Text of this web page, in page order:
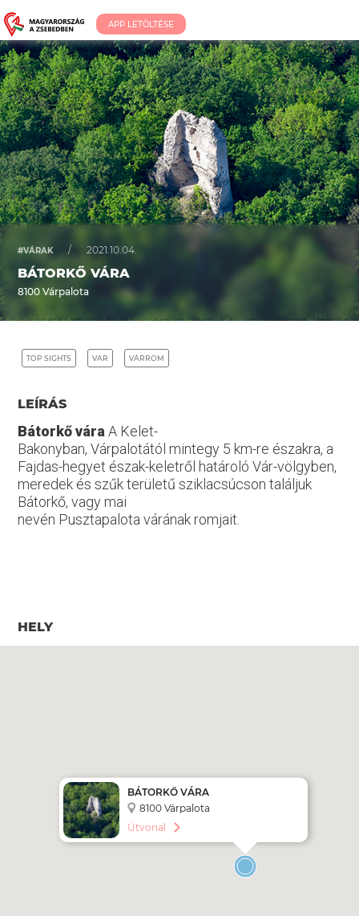
APP LETÖLTÉSE
#VÁRAK / 2021.10.04.
BÁTORKŐ VÁRA
8100 Várpalota
TOP SIGHTS VAR VÁRROM
LEÍRÁS
Bátorkő vára A Kelet-
Bakonyban, Várpalotától mintegy 5 km-re északra, a
Fajdas-hegyet észak-keletről határoló Vár-völgyben,
meredek és szűk területű sziklacsúcson találjuk
Bátorkő, vagy mai
nevén Pusztapalota várának romjait.
HELY
BÁTORKŐ VÁRA
8100 Várpalota
Útvonal